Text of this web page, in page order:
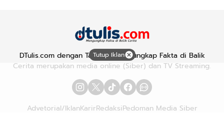
Tutup Iklan
DTulis.com dengan Tagline "Mengungkap Fakta di Balik
Cerita merupakan media online (Siber) dan TV Streaming.
Advetorial/IklanKarirRedaksiPedoman Media Siber